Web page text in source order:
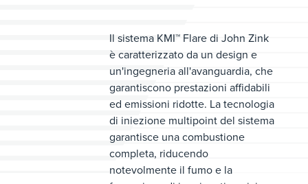
Il sistema KMI™ Flare di John Zink
è caratterizzato da un design e
un'ingegneria all'avanguardia, che
garantiscono prestazioni affidabili
ed emissioni ridotte. La tecnologia
di iniezione multipoint del sistema
garantisce una combustione
completa, riducendo
notevolmente il fumo e la